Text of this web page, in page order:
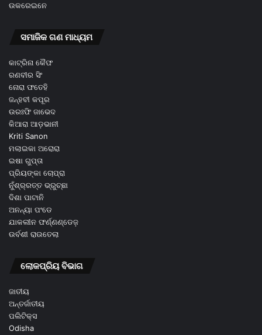
ଉକରେଇନେ
ସମାଜିକ ଗଣ ମାଧ୍ୟମ
କାଟ୍ରିନା କୈଫ
ରଣବୀର ସିଂ
ନୋରା ଫତେହି
ଜନ୍ହବୀ କପୂର
ଉରଃଫି ଜାଭେଦ
କିଆରା ଆଡ଼ଭାନୀ
Kriti Sanon
ମଲାଇକା ଅରୋରା
ଇଷା ଗୁପ୍ତା
ପ୍ରିୟଙ୍କା ଚୋପ୍ରା
ନୁଁଶ୍ର୍ରତ୍ତ ଭ୍ରୁଚ୍ଛା
ଦିଶା ପାଟାନି
ଅନନ୍ୟା ପଂଡେ
ଯାକଲୀନ ଫର୍ଣ୍ଣଣ୍ଡେଜ଼
ଉର୍ବଶୀ ରାଉତେଲା
ଲୋକପ୍ରିୟ ବିଭାଗ
ଜାତୀୟ
ଅନ୍ତର୍ଜାତୀୟ
ପଲିଟିକ୍ସ
Odisha